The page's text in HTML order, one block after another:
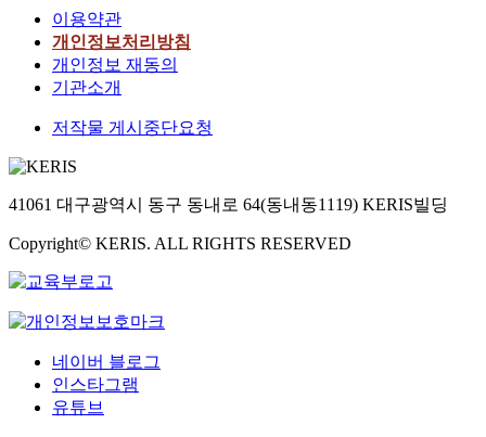
이용약관
개인정보처리방침
개인정보 재동의
기관소개
저작물 게시중단요청
41061 대구광역시 동구 동내로 64(동내동1119) KERIS빌딩
Copyright© KERIS. ALL RIGHTS RESERVED
네이버 블로그
인스타그램
유튜브